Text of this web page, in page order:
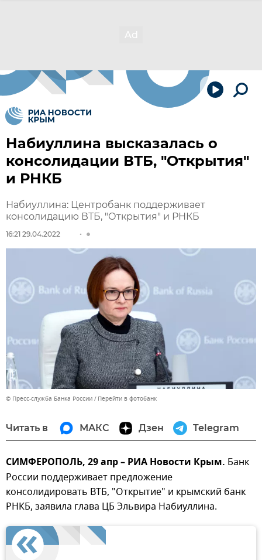
Набиуллина высказалась о
консолидации ВТБ, "Открытия"
и РНКБ
Набиуллина: Центробанк поддерживает
консолидацию ВТБ, "Открытия" и РНКБ
16:21 29.04.2022
© Пресс-служба Банка России Перейти в фотобанк
Читать в МАКС Дзен Telegram
СИМФЕРОПОЛЬ, 29 апр – РИА Новости Крым. Банк
России поддерживает предложение
консолидировать ВТБ, "Открытие" и крымский банк
РНКБ, заявила глава ЦБ Эльвира Набиуллина.